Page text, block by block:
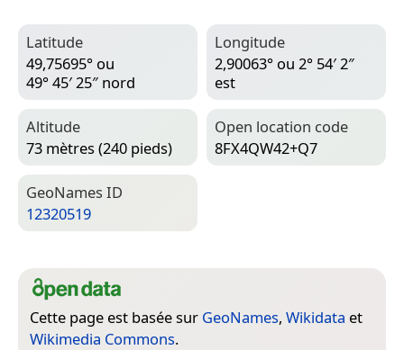
Latitude
49,75695° ou
49° 45′ 25″ nord
Longitude
2,90063° ou 2° 54′ 2″
est
Altitude
73 mètres (240 pieds)
Open location code
8FX4QW42+Q7
Geo­Names ID
12320519
Cette page est basée sur GeoNames, Wikidata et
Wikimedia Commons.